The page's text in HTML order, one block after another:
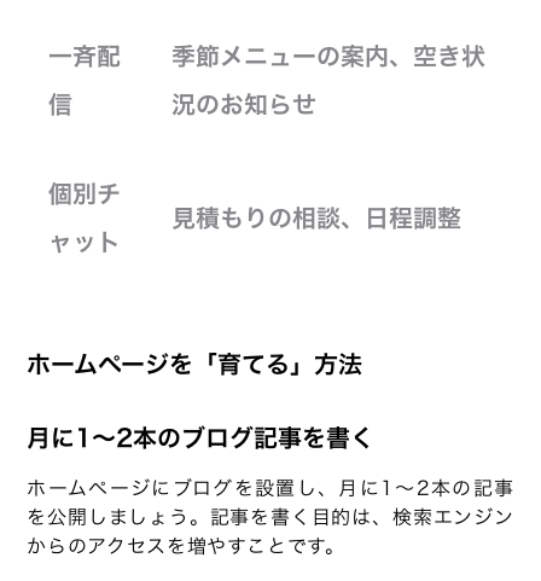
一斉配
信
季節メニューの案内、空き状
況のお知らせ
個別チ
ャット
見積もりの相談、日程調整
ホームページを「育てる」方法
月に1〜2本のブログ記事を書く
ホームページにブログを設置し、月に1〜2本の記事
を公開しましょう。記事を書く目的は、検索エンジン
からのアクセスを増やすことです。